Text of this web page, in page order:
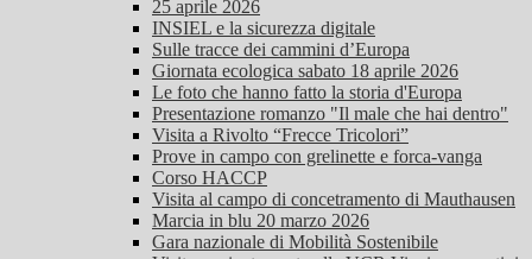
25 aprile 2026
INSIEL e la sicurezza digitale
Sulle tracce dei cammini d’Europa
Giornata ecologica sabato 18 aprile 2026
Le foto che hanno fatto la storia d'Europa
Presentazione romanzo "Il male che hai dentro"
Visita a Rivolto “Frecce Tricolori”
Prove in campo con grelinette e forca-vanga
Corso HACCP
Visita al campo di concetramento di Mauthausen
Marcia in blu 20 marzo 2026
Gara nazionale di Mobilità Sostenibile